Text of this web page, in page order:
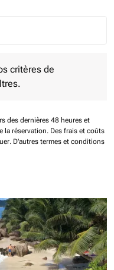
critères de
des dernières 48 heures et
la réservation. Des frais et coûts
D'autres termes et conditions